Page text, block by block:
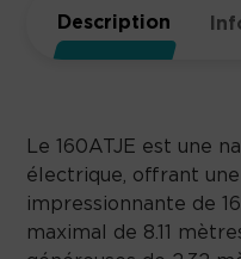
Description
Le 160ATJE est une
électrique, offrant
impressionnante de
maximal de 8.11